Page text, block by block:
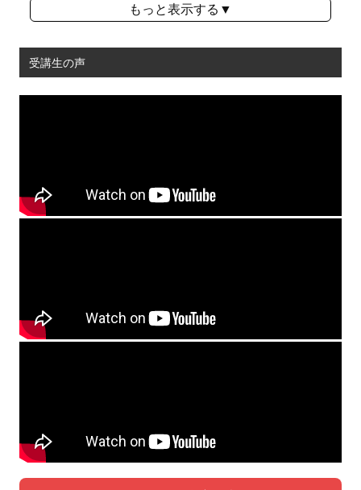
もっと表示する▼
受講生の声